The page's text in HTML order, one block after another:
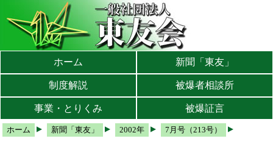
メインメニューへ
サブメニューへ
現在地ナビ（パンくずリスト）へ
ホーム 新聞「東友」
制度解説 被爆者相談所
事業・とりくみ 被爆証言
ホーム 新聞「東友」 2002年 7月号（213号）